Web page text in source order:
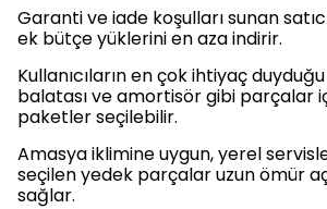
Garanti ve iade koşulları sunan
ek bütçe yüklerini en aza indirir.
Kullanıcıların en çok ihtiyaç
balatası ve amortisör gibi parçalar
paketler seçilebilir.
Amasya iklimine uygun, yerel
seçilen yedek parçalar uzun ömür
sağlar.